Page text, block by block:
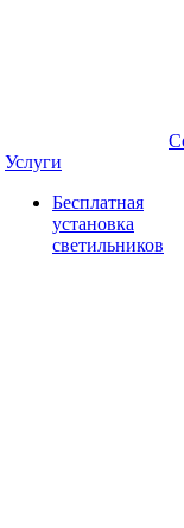
Услуги
Бесплатная
установка
светильников